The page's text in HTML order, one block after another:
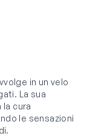
in un velo
La sua
cura
le sensazioni